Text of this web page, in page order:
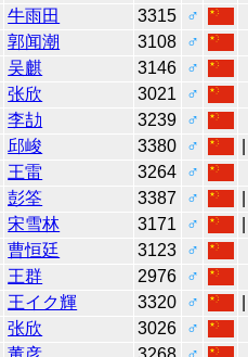
牛雨田 3315
♂
郭闻潮 3108
♂
吴麒 3146
♂
张欣 3021
♂
李劼 3239
♂
邱峻 3380 ♂
王雷 3264
♂
彭筌 3387 ♂
宋雪林 3171 ♂
曹恒廷 3123
♂
王群 2976
♂
王イク輝 3320 ♂
张欣 3026
♂